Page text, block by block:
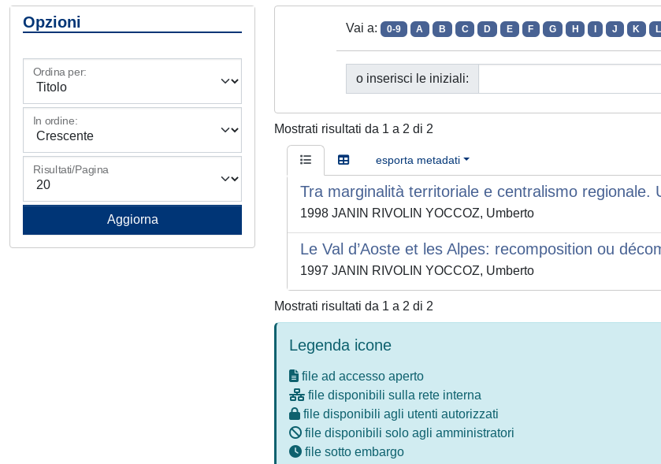
Opzioni
Ordina per:
In ordine:
Risultati/Pagina
Vai a: 0-9 A B C D E F G H J K L
o inserisci le iniziali:
Mostrati risultati da 1 a 2 di 2
esporta metadati
Tra marginalità territoriale e centralismo regionale.
1998 JANIN RIVOLIN YOCCOZ, Umberto
Le Val d’Aoste et les Alpes: recomposition ou
1997 JANIN RIVOLIN YOCCOZ, Umberto
Mostrati risultati da 1 a 2 di 2
Legenda icone
file ad accesso aperto
file disponibili sulla rete interna
file disponibili agli utenti autorizzati
file disponibili solo agli amministratori
file sotto embargo